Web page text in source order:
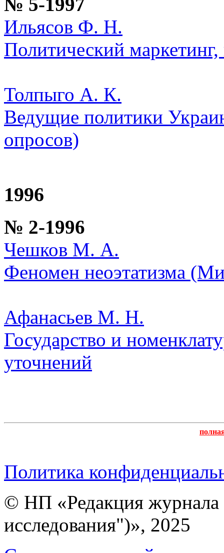
№ 5-1997
Ильясов Ф. Н.
Политический
Толпыго А. К.
Ведущие политики
опросов)
1996
№ 2-1996
Чешков М. А.
Феномен неоэтатизма
Афанасьев М. Н.
Государство и
уточнений
Политика
© НП «Редакция
исследования")», 2025